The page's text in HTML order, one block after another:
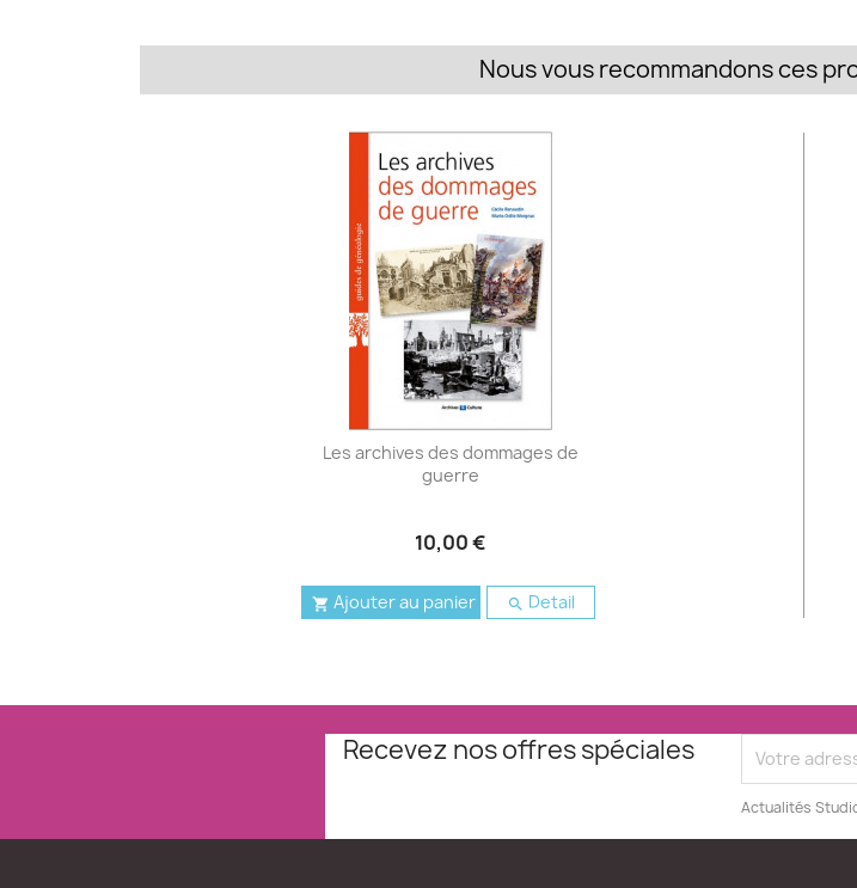
Nous vous recommandons ces
Les archives des dommages de
guerre
10,00 €
 Ajouter au panier  Detail
Recevez nos offres spéciales
Actualités